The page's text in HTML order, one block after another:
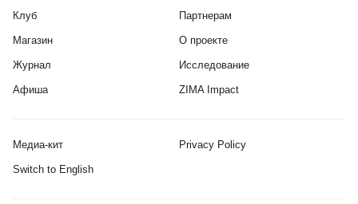
Клуб
Магазин
Журнал
Афиша
Партнерам
О проекте
Исследование
ZIMA Impact
Медиа-кит Privacy Policy
Switch to English